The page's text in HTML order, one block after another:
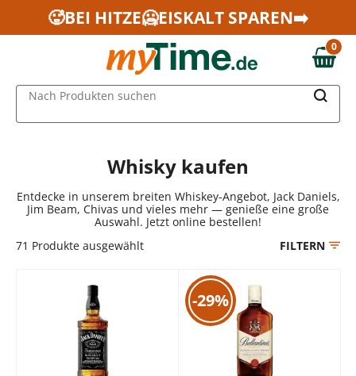
Zum Hauptinhalt springen
Zur Navigation springen
Zur Suche springen
🥵BEI HITZE🥶EISKALT SPAREN➡️
0,00 €
0
Nach Produkten suchen
Whisky kaufen
Entdecke in unserem breiten Whiskey-Angebot, Jack Daniels,
Jim Beam, Chivas und vieles mehr — genieße eine große
Auswahl. Jetzt online bestellen!
71 Produkte ausgewählt FILTERN
-29%